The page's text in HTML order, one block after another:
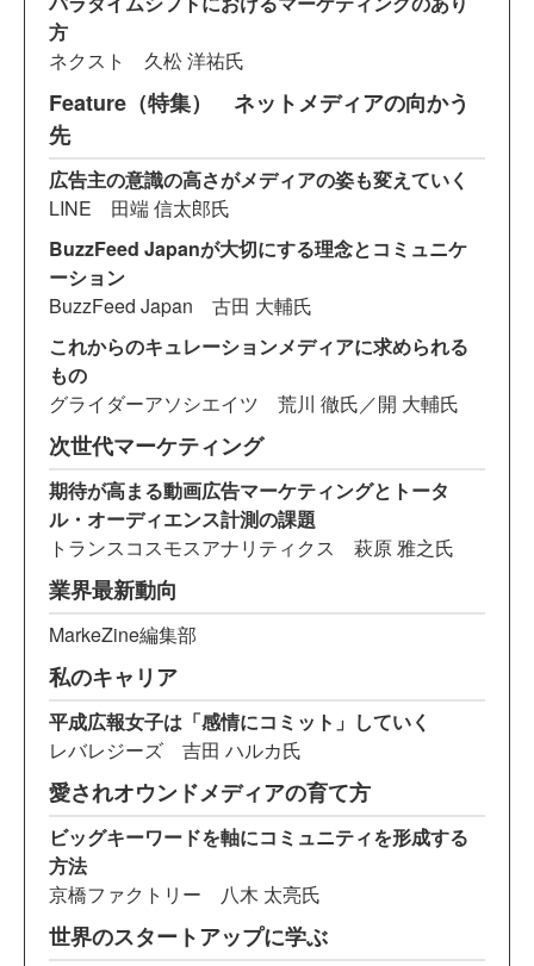
方
ネクスト 久松 洋祐氏
Feature（特集） ネットメディアの向かう
先
広告主の意識の高さがメディアの姿も変えていく
LINE 田端 信太郎氏
BuzzFeed Japanが大切にする理念とコミュニケ
ーション
BuzzFeed Japan 古田 大輔氏
これからのキュレーションメディアに求められる
もの
グライダーアソシエイツ 荒川 徹氏／開 大輔氏
次世代マーケティング
期待が高まる動画広告マーケティングとトータ
ル・オーディエンス計測の課題
トランスコスモスアナリティクス 萩原 雅之氏
業界最新動向
MarkeZine編集部
私のキャリア
平成広報女子は「感情にコミット」していく
レバレジーズ 吉田 ハルカ氏
愛されオウンドメディアの育て方
ビッグキーワードを軸にコミュニティを形成する
方法
京橋ファクトリー 八木 太亮氏
世界のスタートアップに学ぶ